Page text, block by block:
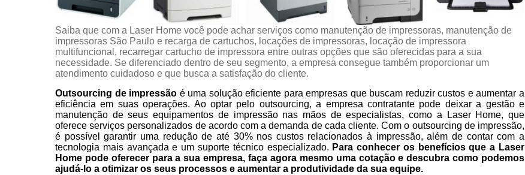
Saiba que com a Laser Home você pode achar serviços como manutenção de impressoras, manutenção de
impressoras São Paulo e recarga de cartuchos, locações de impressoras, locação de impressora
multifuncional, recarregar cartucho de impressora entre outras opções que são oferecidas para a sua
necessidade. Se diferenciado dentro de seu segmento, a empresa consegue também proporcionar um
atendimento cuidadoso e que busca a satisfação do cliente.
Outsourcing de impressão é uma solução eficiente para empresas que buscam reduzir custos e aumentar a
eficiência em suas operações. Ao optar pelo outsourcing, a empresa contratante pode deixar a gestão e
manutenção de seus equipamentos de impressão nas mãos de especialistas, como a Laser Home, que
oferece serviços personalizados de acordo com a demanda de cada cliente. Com o outsourcing de impressão,
é possível garantir uma redução de até 30% nos custos relacionados à impressão, além de contar com a
tecnologia mais avançada e um suporte técnico especializado. Para conhecer os benefícios que a Laser
Home pode oferecer para a sua empresa, faça agora mesmo uma cotação e descubra como podemos
ajudá-lo a otimizar os seus processos e aumentar a produtividade da sua equipe.